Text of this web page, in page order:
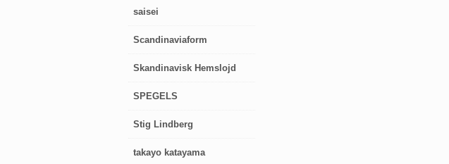
saisei
Scandinaviaform
Skandinavisk Hemslojd
SPEGELS
Stig Lindberg
takayo katayama